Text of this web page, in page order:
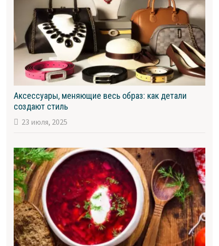
Аксессуары, меняющие весь образ: как детали
создают стиль
23 июля, 2025